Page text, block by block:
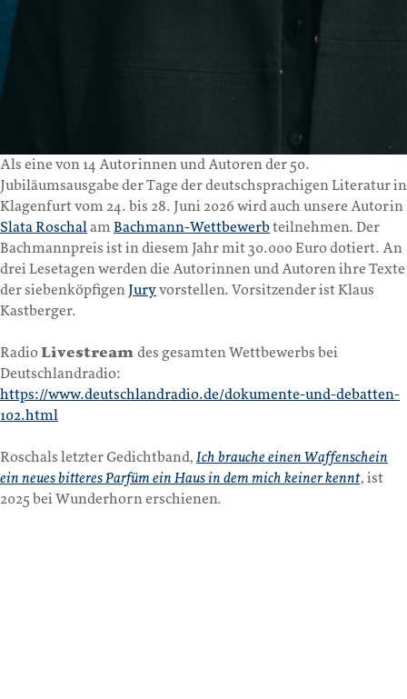
Als eine von 14 Autorinnen und Autoren der 50.
Jubiläumsausgabe der Tage der deutschsprachigen Literatur in
Klagenfurt vom 24. bis 28. Juni 2026 wird auch unsere Autorin
Slata RoschalamBachmann-Wettbewerbteilnehmen. Der
Bachmannpreis ist in diesem Jahr mit 30.000 Euro dotiert. An
drei Lesetagen werden die Autorinnen und Autoren ihre Texte
der siebenköpfigen Juryvorstellen. Vorsitzender ist Klaus
Kastberger.
Radio Livestream des gesamten Wettbewerbs bei
Deutschlandradio:
https://www.deutschlandradio.de/dokumente-und-debatten-
102.html
Roschals letzter Gedichtband, Ich brauche einen Waffenschein
ein neues bitteres Parfüm ein Haus in dem mich keiner kennt, ist
2025 bei Wunderhorn erschienen.